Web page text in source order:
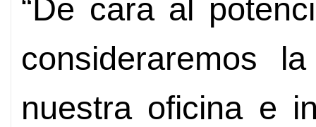
“De cara al
consideraremos
nuestra oficina e